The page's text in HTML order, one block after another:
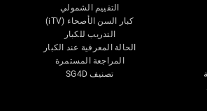
التقييم الشمولي
كبار السن الأصحاء (iTV)
التدريب للكبار
الحالة المعرفية عند الكبار
المراجعة المستمرة
تصنيف SG4D